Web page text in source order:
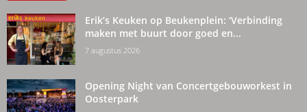
Erik’s Keuken op Beukenplein: ‘Verbinding
maken met buurt door goed en...
7 augustus 2026
Opening Night van Concertgebouworkest in
Oosterpark